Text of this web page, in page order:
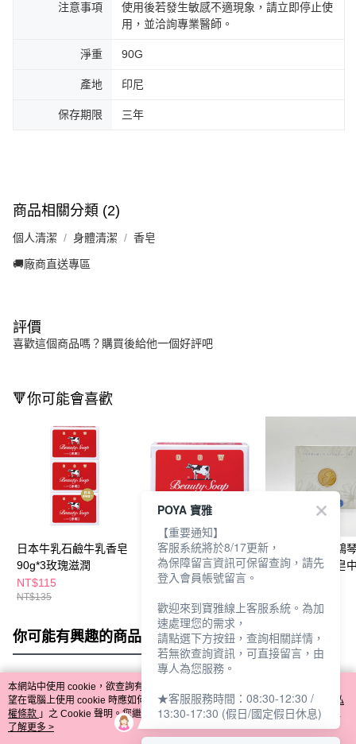
注意事項
使用後若發生敏感不適現象，請立即停止使
用，並洽詢專業醫師。
淨重 90G
產地 印尼
保存期限 三年
商品相關分類 (2)
個人清潔 身體清潔 香皂
🚚廠商直送專區
評價
喜歡這個商品嗎？購買後給他一個好評吧
🔻你可能會喜歡
日本牛乳石鹼牛乳香皂
90g*3玫瑰滋潤
NT$115
NT$135
日本牛乳石鹼香皂90g
玫瑰滋潤
NT$45
【廠商直送】鴻
逸佳白肌美膚皂
你可能有興趣的商品 全站排行
熱門標籤
本網站中使用 cookie，欲查詢有關本網站使用 cookie 方式之詳情，及若您不希
望在電腦上使用 cookie 時應如何變更電腦的 cookie 設定，請參閱本網站「
隱私
權條款 」之 Cookie 聲明。您繼續使用本網站即表示您同意本公司得按本網站使
用條款之 Cookie 聲明使用 cookie。
了解更多 >
POYA 寶雅
【重要通知】
客服系統將於8/17更新，
為保障留言資訊可保留查詢，請先
登入會員帳號留言。
歡迎來到寶雅線上客服系統。為加
速處理您的需求，
請點選下方按鈕，查詢相關詳情，
若無欲查詢資訊，可直接留言，由
專人為您服務。
★客服服務時間：08:30-12:30 /
13:30-17:30 (假日/國定假日休息)